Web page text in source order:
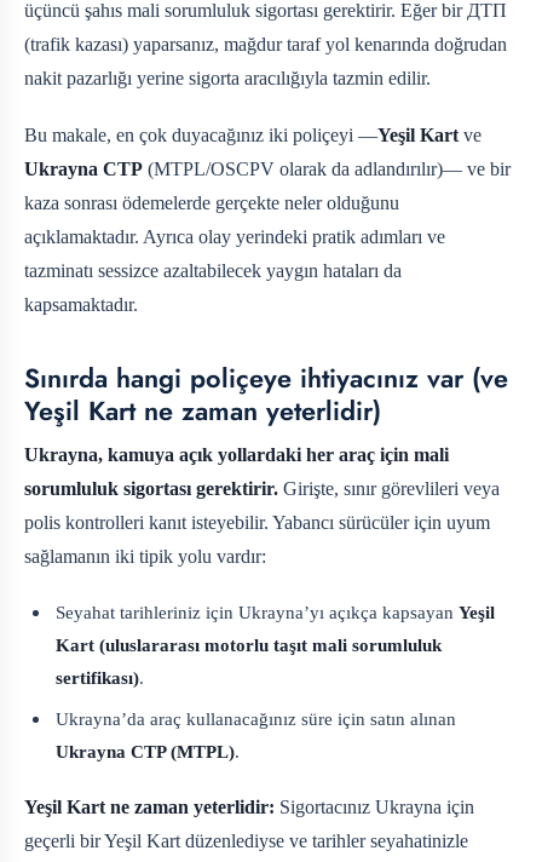
üçüncü şahıs mali sorumluluk sigortası gerektirir. Eğer bir ДТП
(trafik kazası) yaparsanız, mağdur taraf yol kenarında doğrudan
nakit pazarlığı yerine sigorta aracılığıyla tazmin edilir.
Bu makale, en çok duyacağınız iki poliçeyi —Yeşil Kart ve
Ukrayna CTP (MTPL/OSCPV olarak da adlandırılır)— ve bir
kaza sonrası ödemelerde gerçekte neler olduğunu
açıklamaktadır. Ayrıca olay yerindeki pratik adımları ve
tazminatı sessizce azaltabilecek yaygın hataları da
kapsamaktadır.
Sınırda hangi poliçeye ihtiyacınız var (ve
Yeşil Kart ne zaman yeterlidir)
Ukrayna, kamuya açık yollardaki her araç için mali
sorumluluk sigortası gerektirir. Girişte, sınır görevlileri veya
polis kontrolleri kanıt isteyebilir. Yabancı sürücüler için uyum
sağlamanın iki tipik yolu vardır:
Seyahat tarihleriniz için Ukrayna’yı açıkça kapsayanYeşil
Kart (uluslararası motorlu taşıt mali sorumluluk
sertifikası).
Ukrayna’da araç kullanacağınız süre için satın alınan
Ukrayna CTP (MTPL).
Yeşil Kart ne zaman yeterlidir: Sigortacınız Ukrayna için
geçerli bir Yeşil Kart düzenlediyse ve tarihler seyahatinizle